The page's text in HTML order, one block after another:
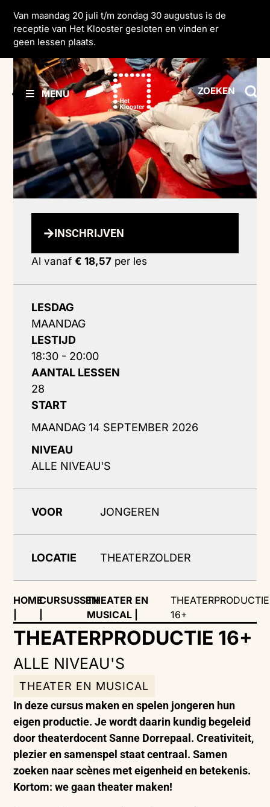
Van maandag 20 juli t/m zondag 30 augustus is de
receptie van Het Klooster gesloten en vinden er
geen lessen plaats.
MENU ZOEKEN
HOMECURSUSSENTHEATER EN
MUSICAL
THEATERPRODUCTIE
16+
THEATERPRODUCTIE 16+
ALLE NIVEAU'S
THEATER EN MUSICAL
In deze cursus maken en spelen jongeren hun
eigen productie. Je wordt daarin kundig begeleid
door theaterdocent Sanne Dorrepaal. Creativiteit,
plezier en samenspel staat centraal. Samen
zoeken naar scènes met eigenheid en betekenis.
Kortom: we gaan theater maken!
INSCHRIJVEN
Al vanaf€ 18,57 per les
LESDAG
MAANDAG
LESTIJD
18:30 - 20:00
AANTAL LESSEN
28
START
MAANDAG 14 SEPTEMBER 2026
NIVEAU
ALLE NIVEAU'S
VOOR JONGEREN
LOCATIE THEATERZOLDER